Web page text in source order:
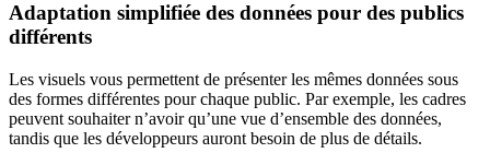
Adaptation simplifiée des données pour des publics
différents
Les visuels vous permettent de présenter les mêmes données sous
des formes différentes pour chaque public. Par exemple, les cadres
peuvent souhaiter n’avoir qu’une vue d’ensemble des données,
tandis que les développeurs auront besoin de plus de détails.